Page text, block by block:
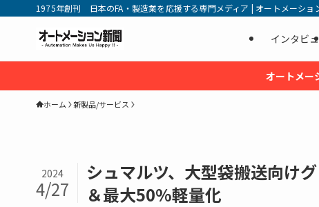
1975年創刊 日本のFA・製造業を応援する専門メディア | オートメーシ
インタビュ
オートメー
ホーム 新製品/サービス
シュマルツ、大型袋搬送向け
＆最大50%軽量化
2024
4/27